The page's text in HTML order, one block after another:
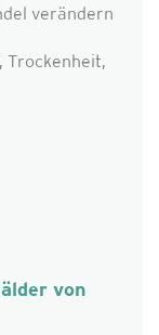
verändern
Trockenheit,
von